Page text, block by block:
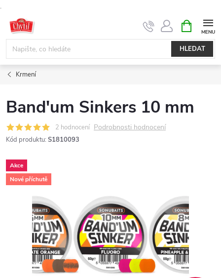
.
obsah
HLEDAT
NÁKUPNÍ
KOŠÍK
Krmení
Band'um Sinkers 10 mm
2 hodnocení Podrobnosti hodnocení
Kód produktu: S1810093
Akce
Nové příchutě